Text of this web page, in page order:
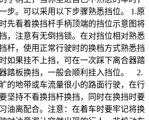
步。可以采用以下步骤熟悉挡位。 1.原
先看着换挡杆手柄顶端的挡位示意图将
，注意有无倒挡锁。在对挡位相对熟悉
杆，使用正常行驶时的换档方式熟悉挡
如果挂不上挡，可在一次踩下离合器踏
踏板换挡，一般会顺利挂入挡位。 2.
的地带或车流量很小的路面行驶，在行
坚持不看换挡杆换挡，同时在换挡时要
油离配合。注意：在着车时要牢记将换